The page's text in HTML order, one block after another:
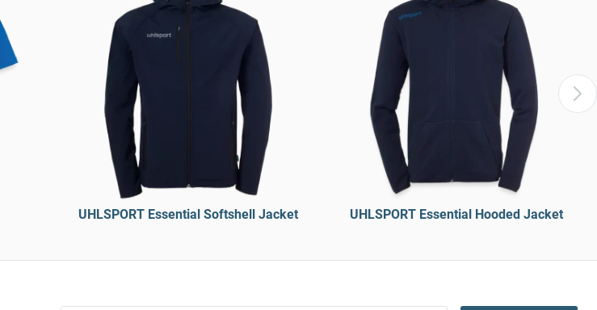
UHLSPORT Essential Softshell Jacket UHLSPORT Essential Hooded Jacket